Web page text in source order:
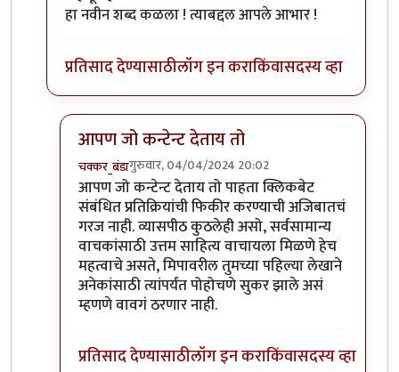
हा नवीन शब्द कळला ! त्याबद्दल आपले आभार !
प्रतिसाद देण्यासाठीलॉग इन कराकिंवासदस्य व्हा
आपण जो कन्टेन्ट देताय तो
चक्कर_बंडागुरुवार, 04/04/2024 20:02
In reply toक्लिकबेटास कारण की ...byNarmade Har
आपण जो कन्टेन्ट देताय तो पाहता क्लिकबेट
संबंधित प्रतिक्रियांची फिकीर करण्याची अजिबातचं
गरज नाही. व्यासपीठ कुठलेही असो, सर्वसामान्य
वाचकांसाठी उत्तम साहित्य वाचायला मिळणे हेच
महत्वाचे असते, मिपावरील तुमच्या पहिल्या लेखाने
अनेकांसाठी त्यांपर्यंत पोहोचणे सुकर झाले असं
म्हणणे वावगं ठरणार नाही.
प्रतिसाद देण्यासाठीलॉग इन कराकिंवासदस्य व्हा